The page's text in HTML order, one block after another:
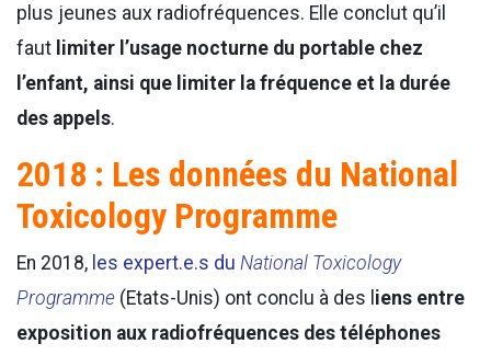
plus jeunes aux radiofréquences. Elle conclut qu’il
faut limiter l’usage nocturne du portable chez
l’enfant, ainsi que limiter la fréquence et la durée
des appels.
2018 : Les données du National
Toxicology Programme
En 2018, les expert.e.s du National Toxicology
Programme (Etats-Unis) ont conclu à des l iens entre
exposition aux radiofréquences des téléphones